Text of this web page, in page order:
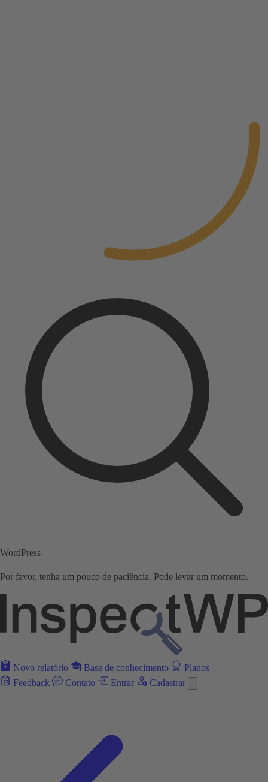
WordPress
Por favor, tenha um pouco de paciência. Pode levar um momento.
Novo relatório Base de conhecimento
Planos
Feedback
Contato Entrar Cadastrar